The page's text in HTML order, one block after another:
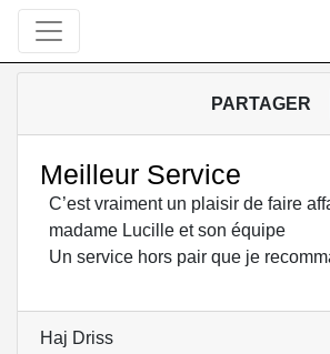
PARTAGER
Meilleur Service
C’est vraiment un plaisir de faire
madame Lucille et son équipe
Un service hors pair que je
Haj Driss